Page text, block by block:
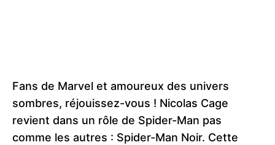
Fans de Marvel et amoureux des univers
sombres, réjouissez-vous ! Nicolas Cage
revient dans un rôle de Spider-Man pas
comme les autres : Spider-Man Noir. Cette